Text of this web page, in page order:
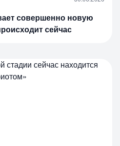
совершенно новую
сейчас